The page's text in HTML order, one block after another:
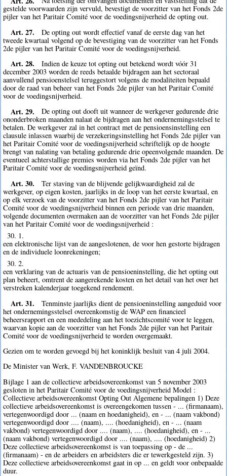
gestelde voorwaarden zijn vervuld, bevestigt de voorzitter van het Fonds 2de
pijler van het Paritair Comité voor de voedingsnijverheid de opting out.
Art. 27.
De opting out wordt effectief vanaf de eerste dag van het
tweede kwartaal volgend op de bevestiging van de voorzitter van het Fonds
2de pijler van het Paritair Comité voor de voedingsnijverheid.
Art. 28.
Indien de keuze tot opting out betekend wordt vóór 31
december 2003 worden de reeds betaalde bijdragen aan het sectoraal
aanvullend pensioenstelsel teruggestort volgens de modaliteiten bepaald
door de raad van beheer van het Fonds 2de pijler van het Paritair Comité
voor de voedingsnijverheid.
Art. 29.
De opting out dooft uit wanneer de werkgever gedurende drie
ononderbroken maanden nalaat de bijdragen aan het ondernemingsstelsel te
betalen. De werkgever zal in het contract met de pensioensinstelling een
clausule inlassen waarbij de verzekeringsinstelling het Fonds 2de pijler van
het Paritair Comité voor de voedingsnijverheid schriftelijk op de hoogte
brengt van nalating van betaling gedurende drie opeenvolgende maanden. De
eventueel achterstallige premies worden via het Fonds 2de pijler van het
Paritair Comité voor de voedingsnijverheid geïnd.
Art. 30.
Ter staving van de blijvende gelijkwaardigheid zal de
werkgever, op eigen kosten, jaarlijks in de loop van het eerste kwartaal, en
op elk verzoek van de voorzitter van het Fonds 2de pijler van het Paritair
Comité voor de voedingsnijverheid binnen een periode van drie maanden,
volgende documenten overmaken aan de voorzitter van het Fonds 2de pijler
van het Paritair Comité voor de voedingsnijverheid :
30. 1.
een elektronische lijst van de aangeslotenen, de voor hen gestorte bijdragen
en de individuele loonrekeningen;
30. 2.
een verklaring van de actuaris van de pensioeninstelling, die het opting out
plan beheert, omtrent de aangerekende kosten en het detail van het over het
verstreken kalenderjaar toegekend rendement.
Art. 31.
Tenminste jaarlijks dient de pensioeninstelling aangeduid voor
het ondernemingsstelsel overeenkomstig de WAP een financieel
beheersrapport en een mededeling aan het toezichtscomité voor te leggen,
waarvan kopie aan de voorzitter van het Fonds 2de pijler van het Paritair
Comité voor de voedingsnijverheid te worden overgemaakt.
Gezien om te worden gevoegd bij het koninklijk besluit van 4 juli 2004.
De Minister van Werk, F. VANDENBROUCKE
Bijlage 1 aan de collectieve arbeidsovereenkomst van 5 november 2003
gesloten in het Paritair Comité voor de voedingsnijverheid Model :
Collectieve arbeidsovereenkomst Opting Out Algemene bepalingen 1) Deze
collectieve arbeidsovereenkomst is overeengekomen tussen - ... (firmanaam),
vertegenwoordigd door ... (naam en hoedanigheid), en - ... (naam vakbond)
vertegenwoordigd door .... (naam), .... (hoedanigheid), en - ... (naam
vakbond) vertegenwoordigd door .... (naam), .... (hoedanigheid), en - ...
(naam vakbond) vertegenwoordigd door .... (naam), .... (hoedanigheid) 2)
Deze collectieve arbeidsovereenkomst is van toepassing op - de ...
(firmanaam) - en de arbeiders en arbeidsters die er tewerkgesteld zijn. 3)
Deze collectieve arbeidsovereenkomst gaat in op ... en geldt voor onbepaalde
duur.